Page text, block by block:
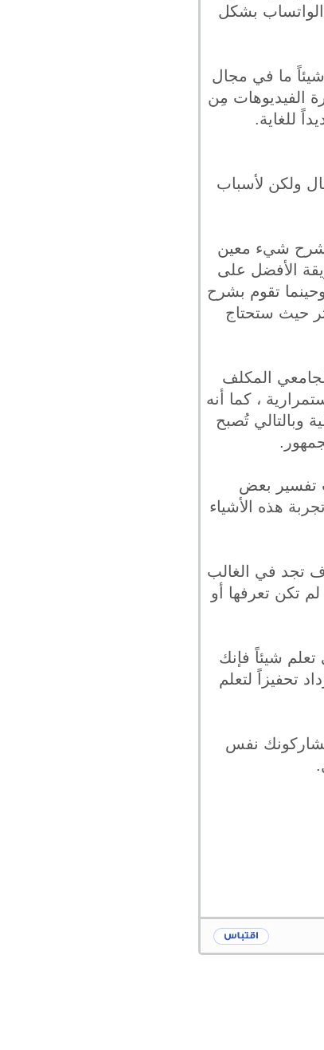
الواتساب بشكل
ما في مجال
الفيديوهات مِن
للغاية.
ولكن لأسباب
شرح شيء معين
الأفضل على
تقوم بشرح
حيث ستحتاج
المكلف
، كما أنه
وبالتالي تُصبح
تفسير بعض
هذه الأشياء
تجد في الغالب
تكن تعرفها أو
شيئاً فإنك
تحفيزاً لتعلم
نفس